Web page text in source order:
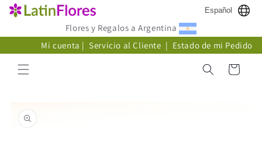
directamente
Español
Flores y Regalos a Argentina
Mi cuenta | Servicio al Cliente | Estado de mi Pedido
Carrito
información